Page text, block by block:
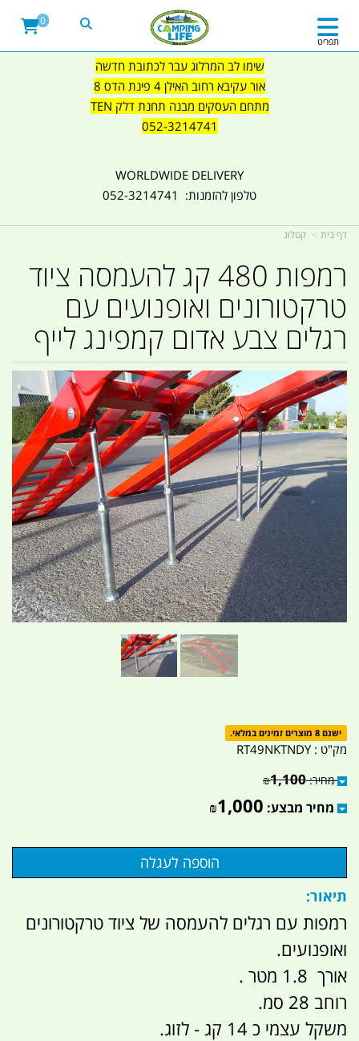
שימו לב המרלוג עבר לכתובת חדשה
אור עקיבא רחוב האילן 4 פינת הדס 8
מתחם העסקים מבנה תחנת דלק TEN
052-3214741
WORLDWIDE DELIVERY
טלפון להזמנות: 052-3214741
תפריט
0
דף בית קטלוג
רמפות 480 קג להעמסה ציוד
טרקטורונים ואופנועים עם
רגלים צבע אדום קמפינג לייף
ישנם 8 מוצרים זמינים במלאי.
מק"ט :RT49NKTNDY
מחיר: ₪1,100
מחיר מבצע: ₪1,000
תיאור:
רמפות עם רגלים להעמסה של ציוד טרקטורונים
ואופנועים.
אורך 1.8 מטר .
רוחב 28 סמ.
משקל עצמי כ 14 קג - לזוג.